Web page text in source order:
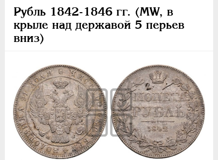
Рубль 1842-1846 гг. (MW, в
крыле над державой 5 перьев
вниз)